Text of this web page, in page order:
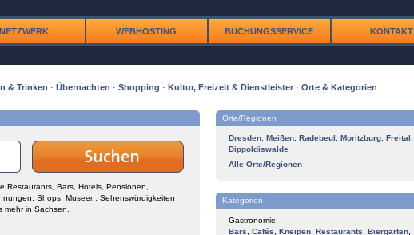
NETZWERK WEBHOSTING BUCHUNGSSERVICE KONTAKT
& Trinken · Übernachten · Shopping · Kultur, Freizeit & Dienstleister · Orte & Kategorien
Restaurants, Bars, Hotels, Pensionen,
Shops, Museen, Sehenswürdigkeiten
mehr in Sachsen.
Orte/Regionen
Dresden Meißen Radebeul Moritzburg Freital
Dippoldiswalde
Alle Orte/Regionen
Kategorien
Gastronomie:
Bars
Cafés Kneipen Restaurants Biergärten